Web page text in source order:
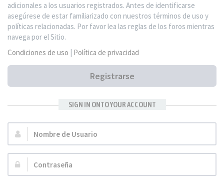
adicionales a los usuarios registrados. Antes de identificarse
asegúrese de estar familiarizado con nuestros términos de uso y
políticas relacionadas. Por favor lea las reglas de los foros mientras
navega por el Sitio.
Condiciones de uso | Política de privacidad
Registrarse
SIGN IN ONTO YOUR ACCOUNT
Nombre
de
Usuario:
Contraseña: